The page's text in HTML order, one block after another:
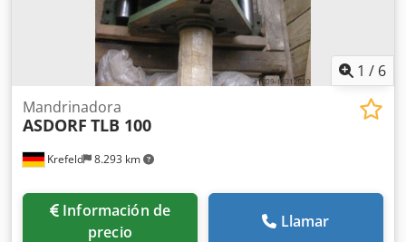
1 / 6
Krefeld 8.293 km
Mandrinadora
ASDORF TLB 100
Información de
precio
Llamar